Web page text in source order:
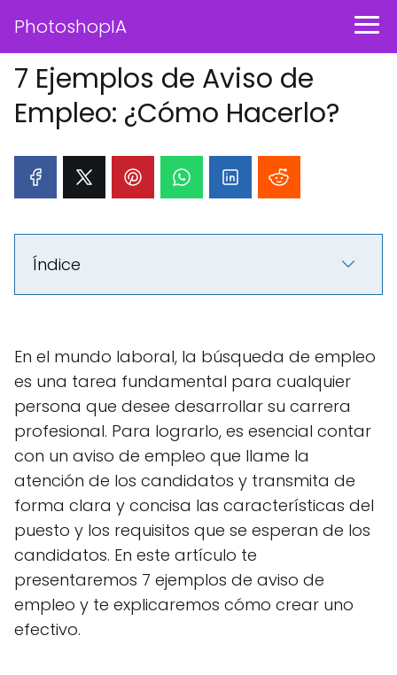
PhotoshopIA
7 Ejemplos de Aviso de
Empleo: ¿Cómo Hacerlo?
Índice
En el mundo laboral, la búsqueda de empleo
es una tarea fundamental para cualquier
persona que desee desarrollar su carrera
profesional. Para lograrlo, es esencial contar
con un aviso de empleo que llame la
atención de los candidatos y transmita de
forma clara y concisa las características del
puesto y los requisitos que se esperan de los
candidatos. En este artículo te
presentaremos 7 ejemplos de aviso de
empleo y te explicaremos cómo crear uno
efectivo.